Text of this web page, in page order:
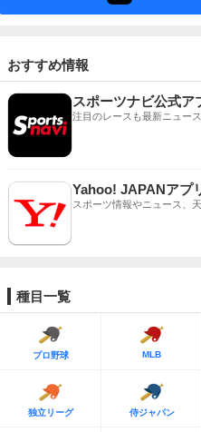
おすすめ情報
スポーツナビ公式ア
注目のレースも最新ニュー
Yahoo! JAPANアプ
スポーツ情報やニュース、
種目一覧
プロ野球 MLB
独立リーグ 侍ジャパン